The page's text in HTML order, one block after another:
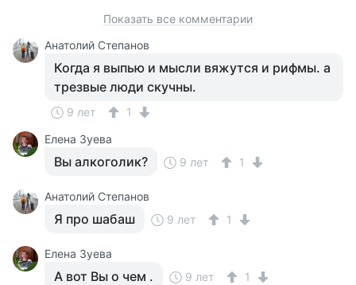
Показать все комментарии
Анатолий Степанов
Когда я выпью и мысли вяжутся и рифмы. а
трезвые люди скучны.
9 лет
1
Елена Зуева
Вы алкоголик? 9 лет 1
Анатолий Степанов
Я про шабаш 9 лет 1
Елена Зуева
А вот Вы о чем . 9 лет 1